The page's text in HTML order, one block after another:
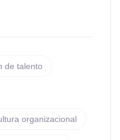
de talento
organizacional